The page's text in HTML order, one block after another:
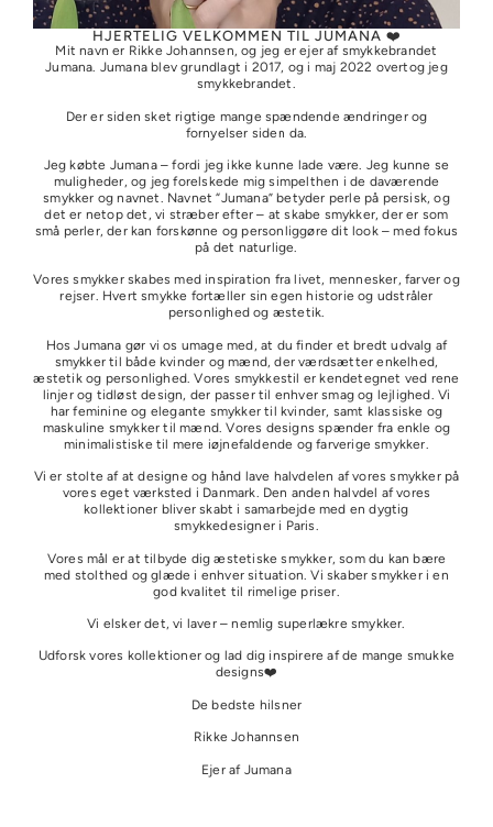
HJERTELIG VELKOMMEN TIL JUMANA ❤️
Mit navn er Rikke Johannsen, og jeg er ejer af smykkebrandet
Jumana. Jumana blev grundlagt i 2017, og i maj 2022 overtog jeg
smykkebrandet.
Der er siden sket rigtige mange spændende ændringer og
fornyelser siden da.
Jeg købte Jumana – fordi jeg ikke kunne lade være. Jeg kunne se
muligheder, og jeg forelskede mig simpelthen i de daværende
smykker og navnet. Navnet “Jumana” betyder perle på persisk, og
det er netop det, vi stræber efter – at skabe smykker, der er som
små perler, der kan forskønne og personliggøre dit look – med fokus
på det naturlige.
Vores smykker skabes med inspiration fra livet, mennesker, farver og
rejser. Hvert smykke fortæller sin egen historie og udstråler
personlighed og æstetik.
Hos Jumana gør vi os umage med, at du finder et bredt udvalg af
smykker til både kvinder og mænd, der værdsætter enkelhed,
æstetik og personlighed. Vores smykkestil er kendetegnet ved rene
linjer og tidløst design, der passer til enhver smag og lejlighed. Vi
har feminine og elegante smykker til kvinder, samt klassiske og
maskuline smykker til mænd. Vores designs spænder fra enkle og
minimalistiske til mere iøjnefaldende og farverige smykker.
Vi er stolte af at designe og hånd lave halvdelen af vores smykker på
vores eget værksted i Danmark. Den anden halvdel af vores
kollektioner bliver skabt i samarbejde med en dygtig
smykkedesigner i Paris.
Vores mål er at tilbyde dig æstetiske smykker, som du kan bære
med stolthed og glæde i enhver situation. Vi skaber smykker i en
god kvalitet til rimelige priser.
Vi elsker det, vi laver – nemlig superlækre smykker.
Udforsk vores kollektioner og lad dig inspirere af de mange smukke
designs❤️
De bedste hilsner
Rikke Johannsen
Ejer af Jumana